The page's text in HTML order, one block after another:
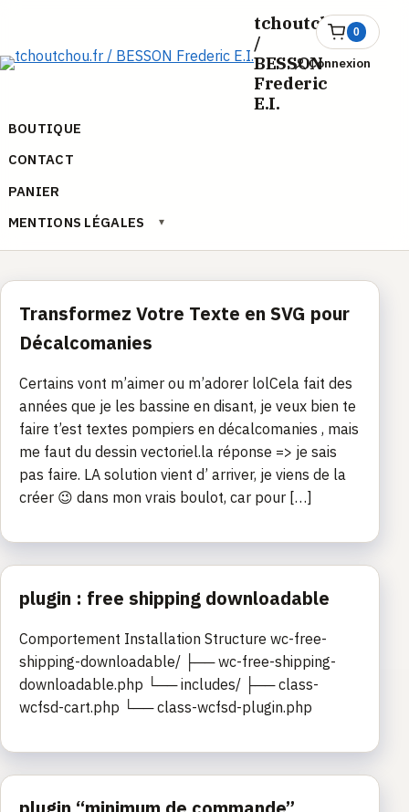
contenu
tchoutchou.fr
/
BESSON
Frederic
E.I.
BOUTIQUE
CONTACT
PANIER
MENTIONS LÉGALES
▾
0
Ouvrir
le
panier
Connexion
Transformez Votre Texte en SVG pour
Décalcomanies
Certains vont m’aimer ou m’adorer lolCela fait des
années que je les bassine en disant, je veux bien te
faire t’est textes pompiers en décalcomanies , mais
me faut du dessin vectoriel.la réponse => je sais
pas faire. LA solution vient d’ arriver, je viens de la
créer 😉 dans mon vrais boulot, car pour […]
plugin : free shipping downloadable
Comportement Installation Structure wc-free-
shipping-downloadable/ ├── wc-free-shipping-
downloadable.php └── includes/ ├── class-
wcfsd-cart.php └── class-wcfsd-plugin.php